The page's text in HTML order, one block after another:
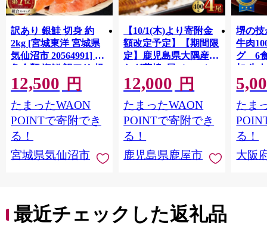
訳あり 銀鮭 切身 約
2kg [宮城東洋 宮城県
気仙沼市 20564991] 鮭
魚介類 海鮮 訳アリ 規
格外 不揃い さけ サケ
鮭切身 シャケ 切り身
冷凍 家庭用 おかず 弁
当 支援 サーモン 銀鮭
切り身 魚 わけあり
12,500 円
たまったWAON
POINTで寄附でき
る！
宮城県気仙沼市
【10/1(木)より寄附金
額改定予定】【期間限
定】鹿児島県大隅産う
なぎ蒲焼4尾（400g）
12,000 円
たまったWAON
POINTで寄附でき
る！
鹿児島県鹿屋市
堺の技
牛肉
グ 6
加 牛
ット 6
メ 温
菜 簡
すめ
取り
料 ふ
堺市】
たま
る！
大阪
最近チェックした返礼品